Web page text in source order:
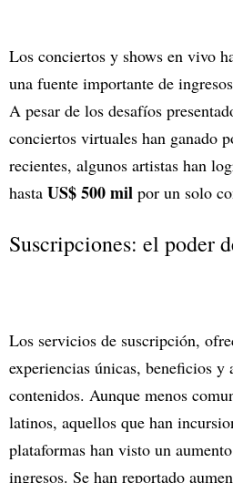
Los conciertos y shows en vivo
una fuente importante de
A pesar de los desafíos
conciertos virtuales han ganado
recientes, algunos artistas han
hasta US$ 500 mil por un solo
Suscripciones: el poder
Los servicios de suscripción,
experiencias únicas, beneficios y
contenidos. Aunque menos
latinos, aquellos que han
plataformas han visto un
ingresos. Se han reportado